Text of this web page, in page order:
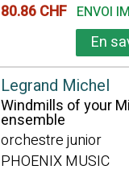
80.86 CHF ENVOI
En
Legrand Michel
Windmills of your
ensemble
orchestre junior
PHOENIX MUSIC